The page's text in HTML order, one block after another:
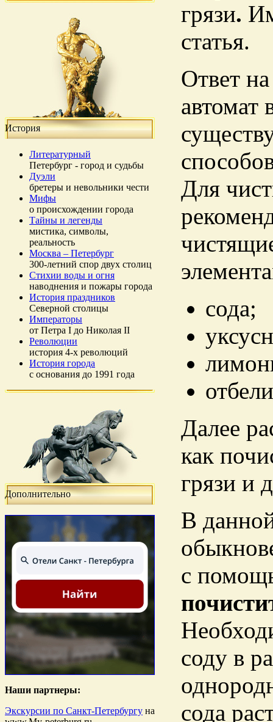
История
Литературный
Петербург - город и судьбы
Дуэли
бретеры и невольники чести
Мифы
о происхождении города
Тайны и легенды
мистика, символы,
реальность
Москва – Петербург
300-летний спор двух столиц
Стихии воды и огня
наводнения и пожары города
История праздников
Северной столицы
Императоры
от Петра I до Николая II
Революции
история 4-х революций
История города
с основания до 1991 года
Дополнительно
Наши партнеры:
Экскурсии по Санкт-Петербургу на
грязи.
статья.
Ответ
автомат
Для
сода;
Далее
как
грязи и
В
с
соду в
сода